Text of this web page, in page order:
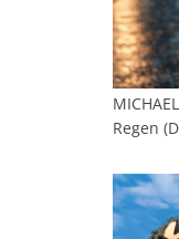
Regen